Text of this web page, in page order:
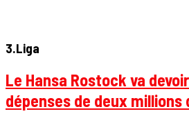
3.Liga
Le Hansa Rostock va
dépenses de deux millions